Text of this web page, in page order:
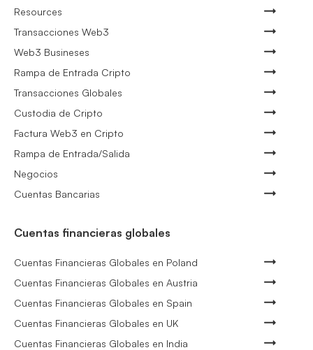
Resources
Transacciones Web3
Web3 Busineses
Rampa de Entrada Cripto
Transacciones Globales
Custodia de Cripto
Factura Web3 en Cripto
Rampa de Entrada/Salida
Negocios
Cuentas Bancarias
Cuentas financieras globales
Cuentas Financieras Globales en Poland
Cuentas Financieras Globales en Austria
Cuentas Financieras Globales en Spain
Cuentas Financieras Globales en UK
Cuentas Financieras Globales en India